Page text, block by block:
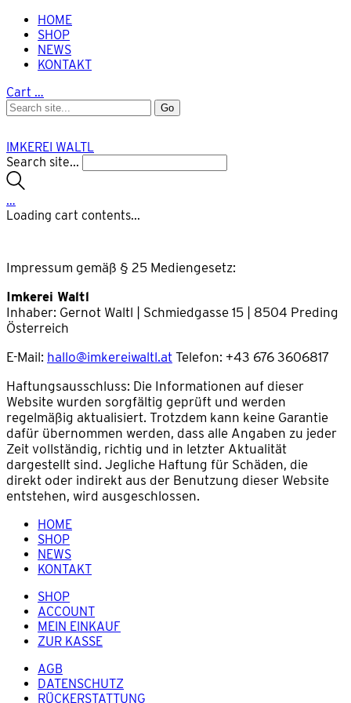
HOME
SHOP
NEWS
KONTAKT
Cart …
IMKEREI WALTL
Search site...
…
Loading cart contents...
Impressum gemäß § 25 Mediengesetz:
Imkerei Waltl
Inhaber: Gernot Waltl | Schmiedgasse 15 | 8504 Preding
Österreich
E-Mail: hallo@imkereiwaltl.at Telefon: +43 676 3606817
Haftungsausschluss: Die Informationen auf dieser
Website wurden sorgfältig geprüft und werden
regelmäßig aktualisiert. Trotzdem kann keine Garantie
dafür übernommen werden, dass alle Angaben zu jeder
Zeit vollständig, richtig und in letzter Aktualität
dargestellt sind. Jegliche Haftung für Schäden, die
direkt oder indirekt aus der Benutzung dieser Website
entstehen, wird ausgeschlossen.
HOME
SHOP
NEWS
KONTAKT
SHOP
ACCOUNT
MEIN EINKAUF
ZUR KASSE
AGB
DATENSCHUTZ
RÜCKERSTATTUNG